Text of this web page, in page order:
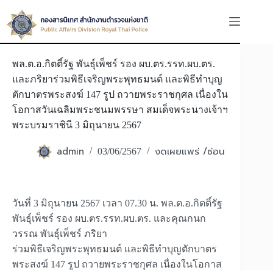
to
content
พล.ต.อ.กิตติ์รัฐ พันธุ์เพ็ชร์ รอง ผบ.ตร.รรท.ผบ.ตร.
และภริยาร่วมพิธีเจริญพระพุทธมนต์ และพิธีทำบุญ
ตักบาตรพระสงฆ์ 147 รูป ถวายพระราชกุศล เนื่องใน
โอกาสวันเฉลิมพระชนมพรรษา สมเด็จพระนางเจ้าฯ
พระบรมราชินี 3 มิถุนายน 2567
admin 03/06/2567 งดเผยแพร่ /ซ่อน
วันที่ 3 มิถุนายน 2567 เวลา 07.30 น. พล.ต.อ.กิตติ์รัฐ
พันธุ์เพ็ชร์ รอง ผบ.ตร.รรท.ผบ.ตร. และคุณกนก
วรรณ พันธุ์เพ็ชร์ ภริยา
ร่วมพิธีเจริญพระพุทธมนต์ และพิธีทำบุญตักบาตร
พระสงฆ์ 147 รูป ถวายพระราชกุศล เนื่องในโอกาส